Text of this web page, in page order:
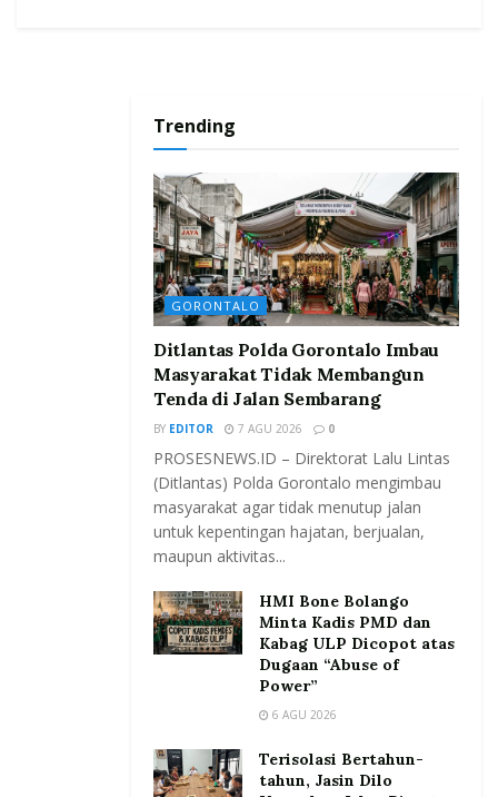
Trending
GORONTALO
Ditlantas Polda Gorontalo Imbau
Masyarakat Tidak Membangun
Tenda di Jalan Sembarang
BY EDITOR 7 AGU 2026 0
PROSESNEWS.ID – Direktorat Lalu Lintas
(Ditlantas) Polda Gorontalo mengimbau
masyarakat agar tidak menutup jalan
untuk kepentingan hajatan, berjualan,
maupun aktivitas...
HMI Bone Bolango
Minta Kadis PMD dan
Kabag ULP Dicopot atas
Dugaan “Abuse of
Power”
6 AGU 2026
Terisolasi Bertahun-
tahun, Jasin Dilo